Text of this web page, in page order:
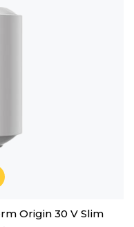
Origin 30 V Slim